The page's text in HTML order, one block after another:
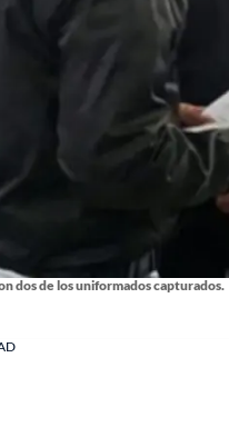
dos de los uniformados capturados.